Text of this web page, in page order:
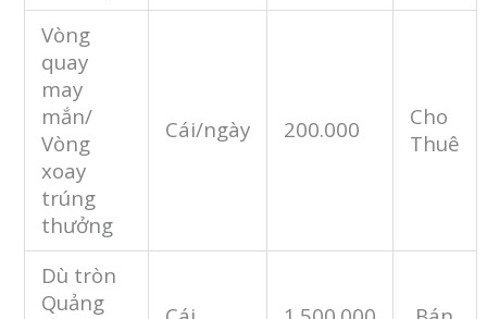
Vòng
quay
may
mắn/
Vòng
xoay
trúng
thưởng
Cái/ngày 200.000
Cho
Thuê
Dù tròn
Quảng